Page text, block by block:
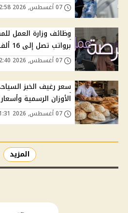
وظائف وزارة العمل
برواتب تصل إلى 16 ألف جنيه في 9 محافظات
الأوزان الرسمية
المزيد